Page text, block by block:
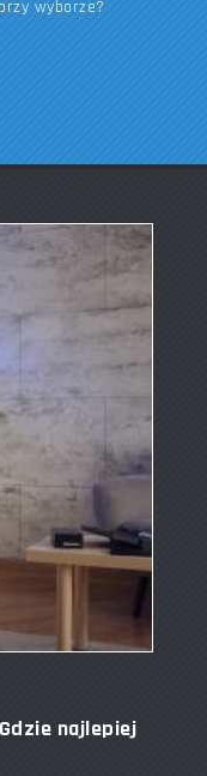
wyborze?
najlepiej